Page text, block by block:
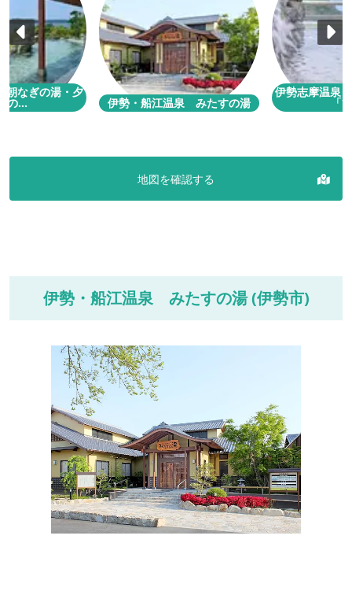
朝なぎの湯・夕
の... 伊勢・船江温泉 みたすの湯
伊勢志摩温泉
「
地図を確認する
伊勢・船江温泉 みたすの湯 (伊勢市)